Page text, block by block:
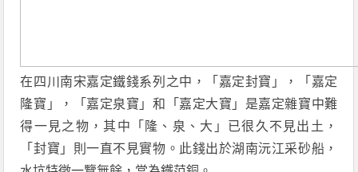
在四川南宋嘉定鐵錢系列之中，「嘉定封寶」，「嘉定
隆寶」，「嘉定泉寶」和「嘉定大寶」是嘉定雜寶中難
得一見之物，其中「隆、泉、大」已很久不見出土，
「封寶」則一直不見實物。此錢出於湖南沅江采砂船，